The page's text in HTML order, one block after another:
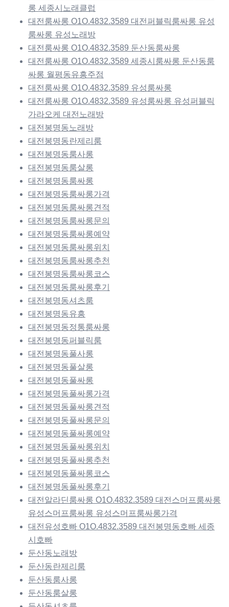
롱 세종시노래클럽
대전룸싸롱 O1O.4832.3589 대전퍼블릭룸싸롱 유성
룸싸롱 유성노래방
대전룸싸롱 O1O.4832.3589 둔산동룸싸롱
대전룸싸롱 O1O.4832.3589 세종시룸싸롱 둔산동룸
싸롱 월평동유흥주점
대전룸싸롱 O1O.4832.3589 유성룸싸롱
대전룸싸롱 O1O.4832.3589 유성룸싸롱 유성퍼블릭
가라오케 대전노래방
대전봉명동노래방
대전봉명동란제리룸
대전봉명동룸사롱
대전봉명동룸살롱
대전봉명동룸싸롱
대전봉명동룸싸롱가격
대전봉명동룸싸롱견적
대전봉명동룸싸롱문의
대전봉명동룸싸롱예약
대전봉명동룸싸롱위치
대전봉명동룸싸롱추천
대전봉명동룸싸롱코스
대전봉명동룸싸롱후기
대전봉명동셔츠룸
대전봉명동유흥
대전봉명동정통룸싸롱
대전봉명동퍼블릭룸
대전봉명동풀사롱
대전봉명동풀살롱
대전봉명동풀싸롱
대전봉명동풀싸롱가격
대전봉명동풀싸롱견적
대전봉명동풀싸롱문의
대전봉명동풀싸롱예약
대전봉명동풀싸롱위치
대전봉명동풀싸롱추천
대전봉명동풀싸롱코스
대전봉명동풀싸롱후기
대전알라딘룸싸롱 O1O.4832.3589 대전스머프룸싸롱
유성스머프룸싸롱 유성스머프룸싸롱가격
대전유성호빠 O1O.4832.3589 대전봉명동호빠 세종
시호빠
둔산동노래방
둔산동란제리룸
둔산동룸사롱
둔산동룸살롱